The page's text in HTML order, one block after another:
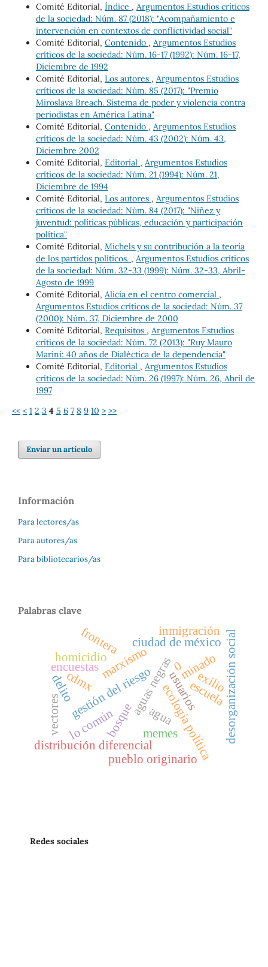
Comité Editorial, Índice , Argumentos Estudios críticos
de la sociedad: Núm. 87 (2018): "Acompañamiento e
intervención en contextos de conflictividad social"
Comité Editorial, Contenido , Argumentos Estudios
críticos de la sociedad: Núm. 16-17 (1992): Núm. 16-17,
Diciembre de 1992
Comité Editorial, Los autores , Argumentos Estudios
críticos de la sociedad: Núm. 85 (2017): "Premio
Miroslava Breach. Sistema de poder y violencia contra
periodistas en América Latina"
Comité Editorial, Contenido , Argumentos Estudios
críticos de la sociedad: Núm. 43 (2002): Núm. 43,
Diciembre 2002
Comité Editorial, Editorial , Argumentos Estudios
críticos de la sociedad: Núm. 21 (1994): Núm. 21,
Diciembre de 1994
Comité Editorial, Los autores , Argumentos Estudios
críticos de la sociedad: Núm. 84 (2017): "Niñez y
juventud: políticas públicas, educación y participación
política"
Comité Editorial, Michels y su contribución a la teoría
de los partidos políticos. , Argumentos Estudios críticos
de la sociedad: Núm. 32-33 (1999): Núm. 32-33, Abril-
Agosto de 1999
Comité Editorial, Alicia en el centro comercial ,
Argumentos Estudios críticos de la sociedad: Núm. 37
(2000): Núm. 37, Diciembre de 2000
Comité Editorial, Requisitos , Argumentos Estudios
críticos de la sociedad: Núm. 72 (2013): "Ruy Mauro
Marini: 40 años de Dialéctica de la dependencia"
Comité Editorial, Editorial , Argumentos Estudios
críticos de la sociedad: Núm. 26 (1997): Núm. 26, Abril de
1997
<< < 1 2 3 4 5 6 7 8 9 10 > >>
Enviar un artículo
Información
Para lectores/as
Para autores/as
Para bibliotecarios/as
Palabras clave
marxismo
homicidio
gestión del riesgo
aguas negrasusuarios
encuestas
memes
ciudad de méxicodesorganización social
distribución diferencial
cdmx
delito
minado
bosque ecología política
agua
pueblo originario
vectores
escuela
frontera
lo común
exilio
inmigración
0
Redes sociales